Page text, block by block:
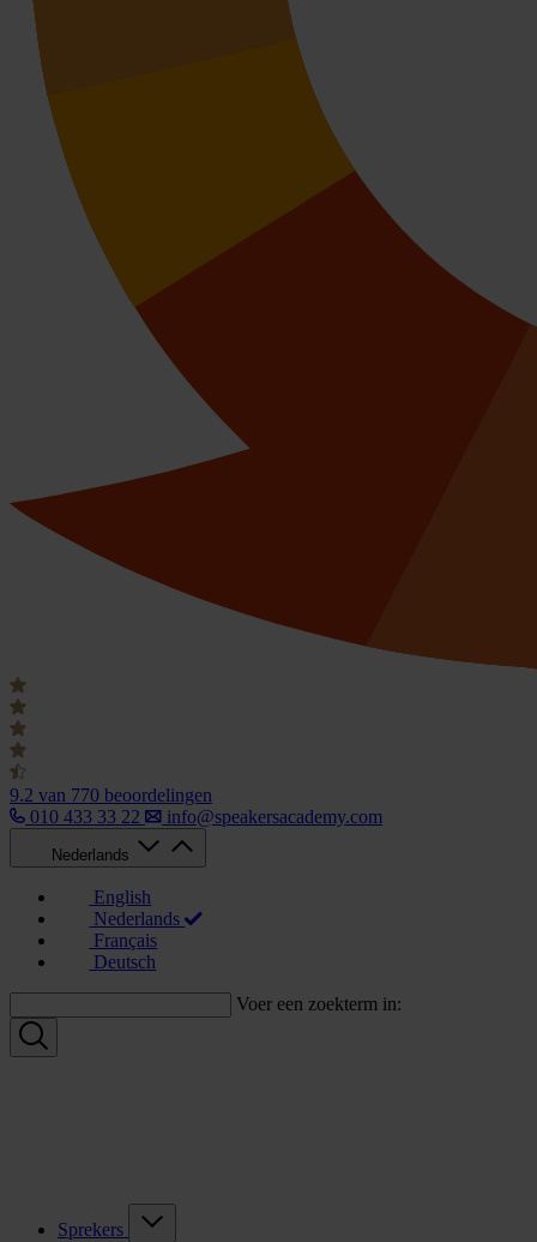
9.2 van 770 beoordelingen
010 433 33 22
info@speakersacademy.com
Nederlands
English
Nederlands
Français
Deutsch
Voer een zoekterm in:
Sprekers